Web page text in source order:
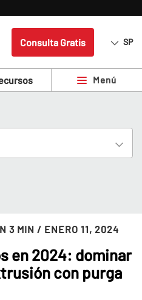
Consulta Gratis SP
Menú
3 MIN / ENERO 11, 2024
en 2024: dominar
con purga